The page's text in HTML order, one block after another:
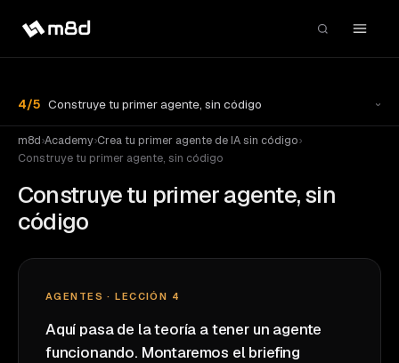
4/5 Construye tu primer agente, sin código
m8d›Academy›Crea tu primer agente de IA sin código›
Construye tu primer agente, sin código
Construye tu primer agente, sin
código
AGENTES · LECCIÓN 4
Aquí pasa de la teoría a tener un agente
funcionando. Montaremos el briefing